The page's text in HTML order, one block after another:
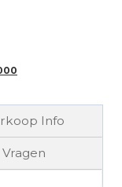
Info
Vragen